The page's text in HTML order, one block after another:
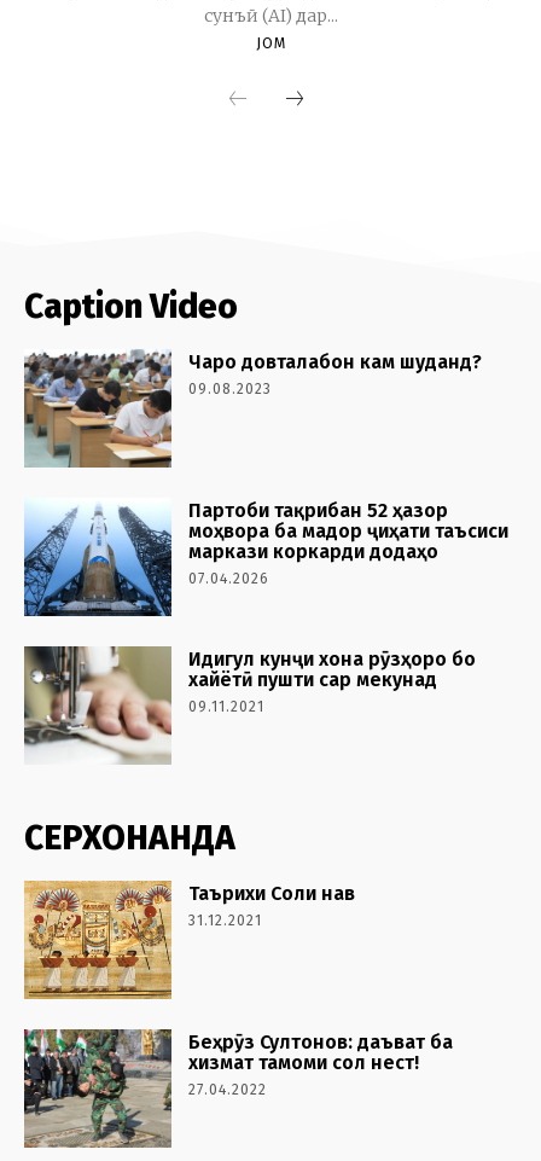
Caption Video
Чаро довталабон кам шуданд?
09.08.2023
Партоби тақрибан 52 ҳазор
моҳвора ба мадор ҷиҳати таъсиси
маркази коркарди додаҳо
07.04.2026
Идигул кунҷи хона рӯзҳоро бо
хайётӣ пушти сар мекунад
09.11.2021
СЕРХОНАНДА
Таърихи Соли нав
31.12.2021
Беҳрӯз Султонов: даъват ба
хизмат тамоми сол нест!
27.04.2022